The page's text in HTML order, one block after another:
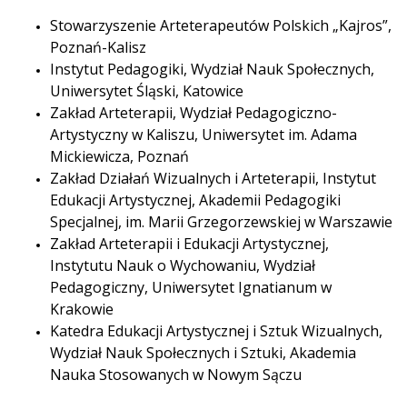
Stowarzyszenie Arteterapeutów Polskich „Kajros”,
Poznań-Kalisz
Instytut Pedagogiki, Wydział Nauk Społecznych,
Uniwersytet Śląski, Katowice
Zakład Arteterapii, Wydział Pedagogiczno-
Artystyczny w Kaliszu, Uniwersytet im. Adama
Mickiewicza, Poznań
Zakład Działań Wizualnych i Arteterapii, Instytut
Edukacji Artystycznej, Akademii Pedagogiki
Specjalnej, im. Marii Grzegorzewskiej w Warszawie
Zakład Arteterapii i Edukacji Artystycznej,
Instytutu Nauk o Wychowaniu, Wydział
Pedagogiczny, Uniwersytet Ignatianum w
Krakowie
Katedra Edukacji Artystycznej i Sztuk Wizualnych,
Wydział Nauk Społecznych i Sztuki, Akademia
Nauka Stosowanych w Nowym Sączu